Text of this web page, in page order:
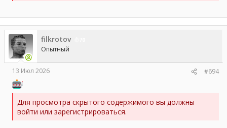
filkrotov
Опытный
13 Июл 2026 #694
Для просмотра скрытого содержимого вы должны
войти или зарегистрироваться.